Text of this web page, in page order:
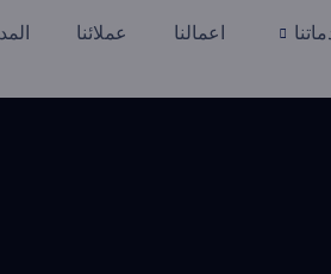
اعمالنا عملائنا